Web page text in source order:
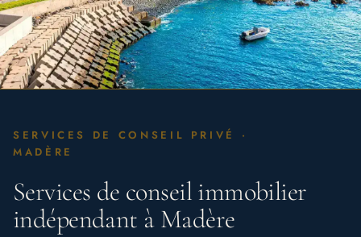
SERVICES DE CONSEIL PRIVÉ ·
MADÈRE
Services de conseil immobilier
indépendant à Madère